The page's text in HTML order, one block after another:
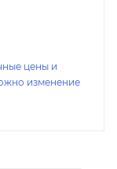
цены и
изменение